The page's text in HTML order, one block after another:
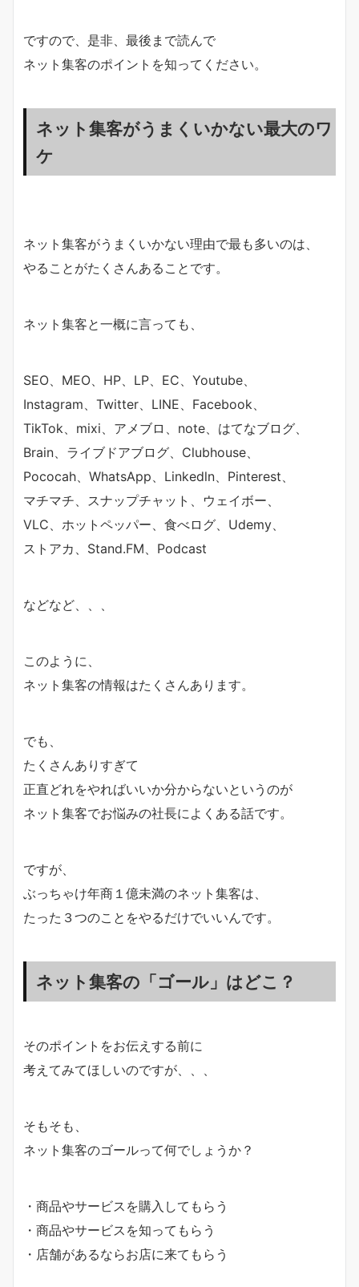
ですので、是非、最後まで読んで
ネット集客のポイントを知ってください。
ネット集客がうまくいかない最大のワ
ケ
ネット集客がうまくいかない理由で最も多いのは、
やることがたくさんあることです。
ネット集客と一概に言っても、
SEO、MEO、HP、LP、EC、Youtube、
Instagram、Twitter、LINE、Facebook、
TikTok、mixi、アメブロ、note、はてなブログ、
Brain、ライブドアブログ、Clubhouse、
Pococah、WhatsApp、Linkedln、Pinterest、
マチマチ、スナップチャット、ウェイボー、
VLC、ホットペッパー、食べログ、Udemy、
ストアカ、Stand.FM、Podcast
などなど、、、
このように、
ネット集客の情報はたくさんあります。
でも、
たくさんありすぎて
正直どれをやればいいか分からないというのが
ネット集客でお悩みの社長によくある話です。
ですが、
ぶっちゃけ年商１億未満のネット集客は、
たった３つのことをやるだけでいいんです。
ネット集客の「ゴール」はどこ？
そのポイントをお伝えする前に
考えてみてほしいのですが、、、
そもそも、
ネット集客のゴールって何でしょうか？
・商品やサービスを購入してもらう
・商品やサービスを知ってもらう
・店舗があるならお店に来てもらう